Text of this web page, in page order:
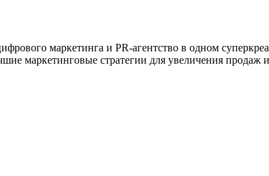
маркетинга и PR-агентство в одном
маркетинговые стратегии для увеличения продаж